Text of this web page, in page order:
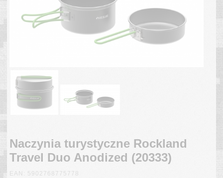
Naczynia turystyczne Rockland
Travel Duo Anodized (20333)
EAN: 5902768775778